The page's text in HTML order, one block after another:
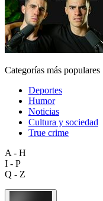
Categorías más populares
Deportes
Humor
Noticias
Cultura y sociedad
True crime
A - H
I - P
Q - Z